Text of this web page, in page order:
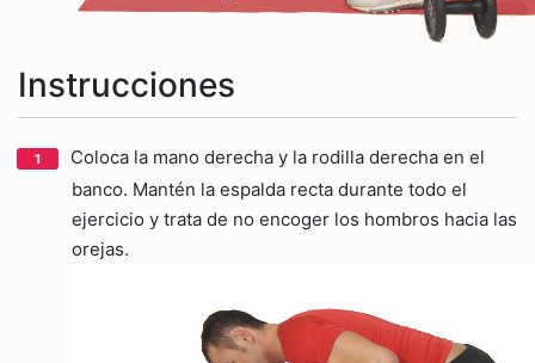
Instrucciones
Coloca la mano derecha y la rodilla derecha en el
banco. Mantén la espalda recta durante todo el
ejercicio y trata de no encoger los hombros hacia las
orejas.